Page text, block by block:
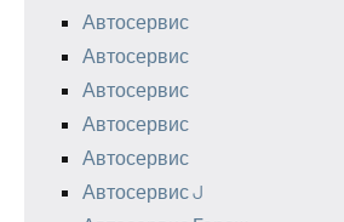
Автосервис
Автосервис
Автосервис
Автосервис
Автосервис
Автосервис J